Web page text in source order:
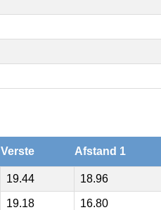
Verste Afstand 1
19.44 18.96
19.18 16.80